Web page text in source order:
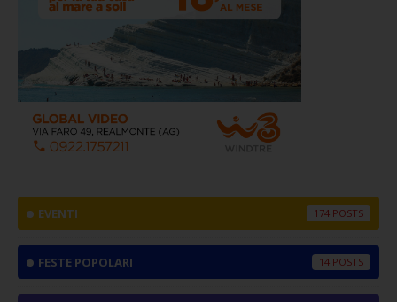
EVENTI 174
FESTE POPOLARI 14